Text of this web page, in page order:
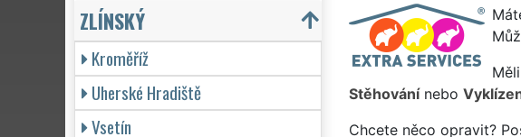
Stěhovánínebo
Chcete něco opravit?
ZLÍNSKÝ
Kroměříž
Uherské Hradiště
Vsetín